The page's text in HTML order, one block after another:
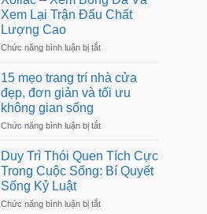
Xem Lại Trận Đấu Chất
Lượng Cao
Chức năng bình luận bị tắtở
Xem
Bóng
Xem
Trận
Đấu
Chất
Cao
15 mẹo trang trí nhà cửa
đẹp, đơn giản và tối ưu
không gian sống
Chức năng bình luận bị tắtở
mẹo
trang
trí
đẹp,
Duy Trì Thói Quen Tích Cực
Trong Cuộc Sống: Bí Quyết
Sống Kỷ Luật
Chức năng bình luận bị tắtở